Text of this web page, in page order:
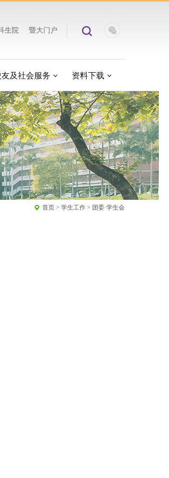
生院 暨大门户
友及社会服务 资料下载
首页 > 学生工作 > 团委·学生会